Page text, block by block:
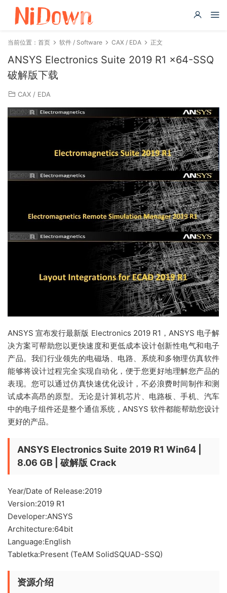
当前位置： 首页 软件 / Software CAX / EDA 正文
ANSYS Electronics Suite 2019 R1 x64-SSQ
破解版下载
CAX / EDA
ANSYS 宣布发行最新版 Electronics 2019 R1，ANSYS 电子解
决方案可帮助您以更快速度和更低成本设计创新性电气和电子
产品。我们行业领先的电磁场、电路、系统和多物理仿真软件
能够将设计过程完全实现自动化，便于您更好地理解您产品的
表现。您可以通过仿真快速优化设计，不必浪费时间制作和测
试成本高昂的原型。无论是计算机芯片、电路板、手机、汽车
中的电子组件还是整个通信系统，ANSYS 软件都能帮助您设计
更好的产品。
ANSYS Electronics Suite 2019 R1 Win64 |
8.06 GB | 破解版 Crack
Year/Date of Release:2019
Version:2019 R1
Developer:ANSYS
Architecture:64bit
Language:English
Tabletka:Present (TeAM SolidSQUAD-SSQ)
资源介绍